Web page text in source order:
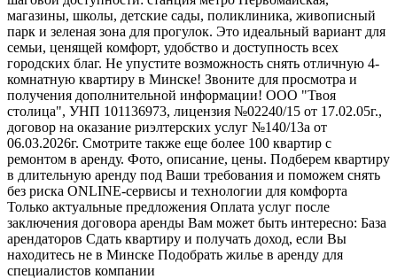
магазины, школы, детские сады, поликлиника, живописный
парк и зеленая зона для прогулок. Это идеальный вариант для
семьи, ценящей комфорт, удобство и доступность всех
городских благ. Не упустите возможность снять отличную 4-
комнатную квартиру в Минске! Звоните для просмотра и
получения дополнительной информации! ООО "Твоя
столица", УНП 101136973, лицензия №02240/15 от 17.02.05г.,
договор на оказание риэлтерских услуг №140/13а от
06.03.2026г. Смотрите также еще более 100 квартир с
ремонтом в аренду. Фото, описание, цены. Подберем квартиру
в длительную аренду под Ваши требования и поможем снять
без риска ONLINE-сервисы и технологии для комфорта
Только актуальные предложения Оплата услуг после
заключения договора аренды Вам может быть интересно: База
арендаторов Сдать квартиру и получать доход, если Вы
находитесь не в Минске Подобрать жилье в аренду для
специалистов компании